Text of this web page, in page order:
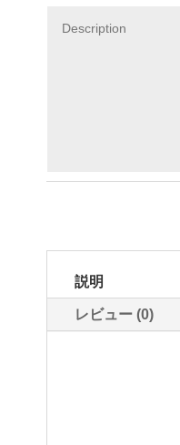
説明
レビュー (0)